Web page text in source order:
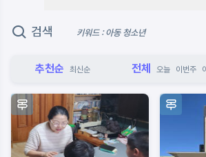
검색 키워드 : 아동 청소년
추천순 최신순 전체 오늘 이번주